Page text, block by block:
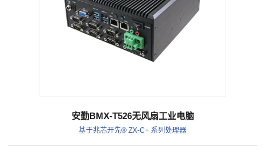
安勤BMX-T526无风扇工业电脑
基于兆芯开先® ZX-C+ 系列处理器